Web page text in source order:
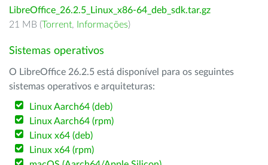
LibreOffice_26.2.5_Linux_x86-64_deb_sdk.tar.gz
21 MB (Torrent, Informações)
Sistemas operativos
O LibreOffice 26.2.5 está disponível para os seguintes
sistemas operativos e arquiteturas:
Linux Aarch64 (deb)
Linux Aarch64 (rpm)
Linux x64 (deb)
Linux x64 (rpm)